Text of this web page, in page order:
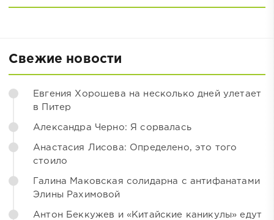
Свежие новости
Евгения Хорошева на несколько дней улетает
в Питер
Александра Черно: Я сорвалась
Анастасия Лисова: Определено, это того
стоило
Галина Маковская солидарна с антифанатами
Элины Рахимовой
Антон Беккужев и «Китайские каникулы» едут